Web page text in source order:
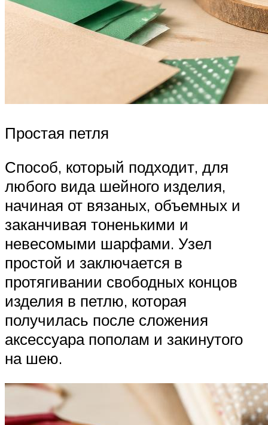
Простая петля
Способ, который подходит, для
любого вида шейного изделия,
начиная от вязаных, объемных и
заканчивая тоненькими и
невесомыми шарфами. Узел
простой и заключается в
протягивании свободных концов
изделия в петлю, которая
получилась после сложения
аксессуара пополам и закинутого
на шею.